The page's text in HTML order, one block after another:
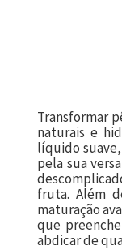
Transformar
naturais e
líquido
pela sua
fruta. Além
maturação
que
abdicar de